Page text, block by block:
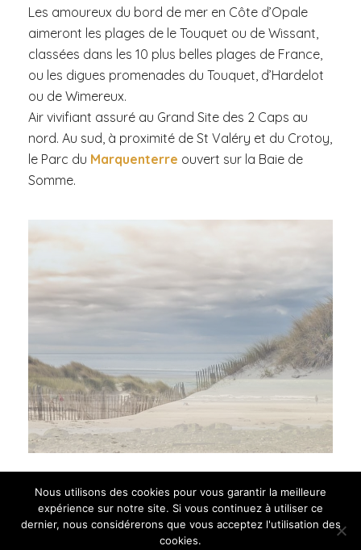
Les amoureux du bord de mer en Côte d’Opale
aimeront les plages de le Touquet ou de Wissant,
classées dans les 10 plus belles plages de France,
ou les digues promenades du Touquet, d’Hardelot
ou de Wimereux.
Air vivifiant assuré au Grand Site des 2 Caps au
nord. Au sud, à proximité de St Valéry et du Crotoy,
le Parc du Marquenterre ouvert sur la Baie de
Somme.
Caroline Géneau Guide Nature – J.J. Louchet –
Mélanie Fayol
Nous utilisons des cookies pour vous garantir la meilleure
expérience sur notre site. Si vous continuez à utiliser ce
dernier, nous considérerons que vous acceptez l'utilisation des
cookies.